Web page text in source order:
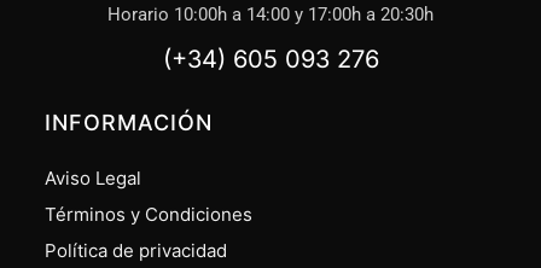
Horario 10:00h a 14:00 y 17:00h a 20:30h
(+34) 605 093 276
INFORMACIÓN
Aviso Legal
Términos y Condiciones
Política de privacidad